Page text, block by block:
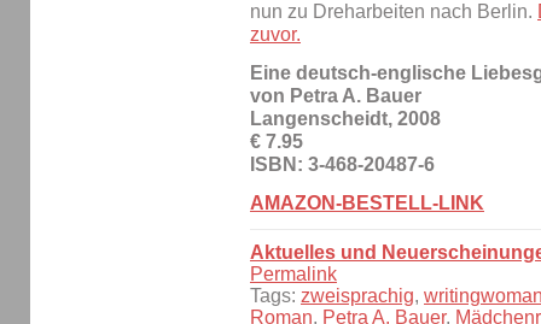
nun zu Dreharbeiten nach Berlin.
zuvor.
Eine deutsch-englische
von Petra A. Bauer
Langenscheidt, 2008
€ 7.95
ISBN: 3-468-20487-6
AMAZON-BESTELL-LINK
Aktuelles und
Permalink
Tags: zweisprachig,
Roman, Petra A. Bauer,